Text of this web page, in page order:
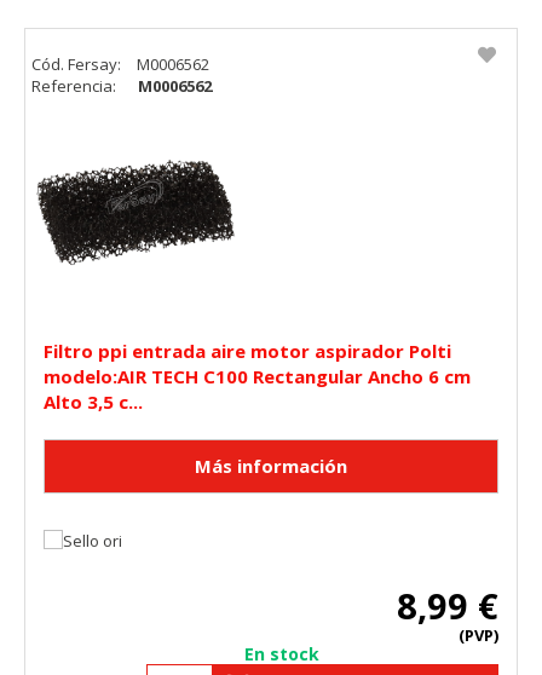
Filtro ppi entrada aire motor aspirador Polti
modelo:AIR TECH C100 Rectangular Ancho 6 cm
Alto 3,5 c...
8,99 €
(PVP)
En stock
Cód. Fersay:
M0006562
Referencia:
M0006562
consultar nuestrapolítica de cookies